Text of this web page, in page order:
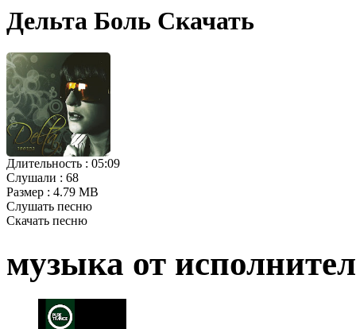
Дельта Боль Скачать
Длительность : 05:09
Слушали : 68
Размер : 4.79 MB
Слушать песню
Скачать песню
музыка от